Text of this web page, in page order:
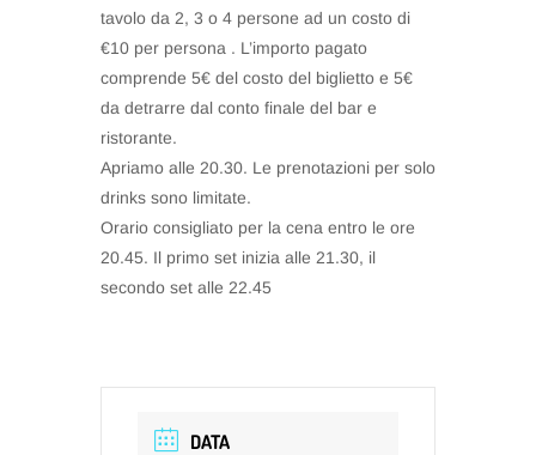
tavolo da 2, 3 o 4 persone ad un costo di
€10 per persona . L’importo pagato
comprende 5€ del costo del biglietto e 5€
da detrarre dal conto finale del bar e
ristorante.
Apriamo alle 20.30. Le prenotazioni per solo
drinks sono limitate.
Orario consigliato per la cena entro le ore
20.45. Il primo set inizia alle 21.30, il
secondo set alle 22.45
DATA